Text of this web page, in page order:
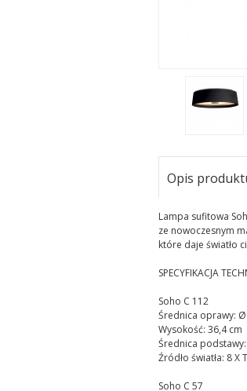
Opis
Lampa sufitowa
ze nowoczesnym
które daje światło
SPECYFIKACJA
Soho C 112
Średnica oprawy: Ø
Wysokość: 36,4 cm
Średnica
Źródło światła: 8 X
Soho C 57